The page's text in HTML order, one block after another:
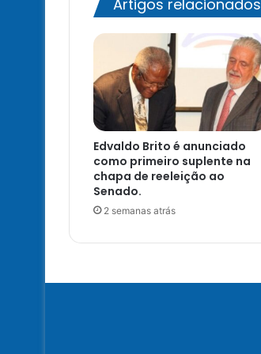
Artigos relacionados
Edvaldo Brito é anunciado
como primeiro suplente na
chapa de reeleição ao
Senado.
2 semanas atrás